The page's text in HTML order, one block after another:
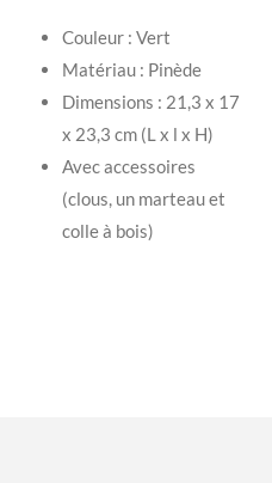
Couleur : Vert
Matériau : Pinède
Dimensions : 21,3 x 17
x 23,3 cm (L x l x H)
Avec accessoires
(clous, un marteau et
colle à bois)